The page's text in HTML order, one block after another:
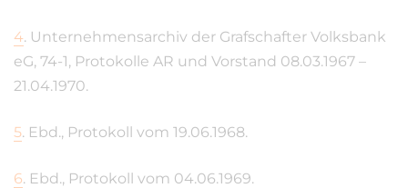
4. Unternehmensarchiv der Grafschafter Volksbank
eG, 74-1, Protokolle AR und Vorstand 08.03.1967 –
21.04.1970.
5. Ebd., Protokoll vom 19.06.1968.
6. Ebd., Protokoll vom 04.06.1969.